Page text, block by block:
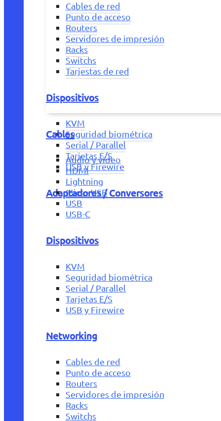
Cables de red
Punto de acceso
Routers
Servidores de impresión
Racks
Switchs
Tarjestas de red
Dispositivos
KVM
Seguridad biométrica
Serial / Parallel
Tarjetas E/S
USB y Firewire
Adaptadores / Conversores
Cables
Audio y vídeo
HDMI
Lightning
Micro USB
USB
USB-C
Dispositivos
KVM
Seguridad biométrica
Serial / Parallel
Tarjetas E/S
USB y Firewire
Networking
Cables de red
Punto de acceso
Routers
Servidores de impresión
Racks
Switchs